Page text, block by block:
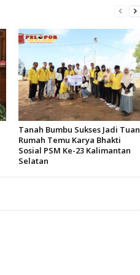
Tanah Bumbu Sukses Jadi Tuan
Rumah Temu Karya Bhakti
Sosial PSM Ke-23 Kalimantan
Selatan